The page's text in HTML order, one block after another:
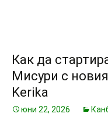
Как да
Мисури с
Kerika
юни 22, 2026